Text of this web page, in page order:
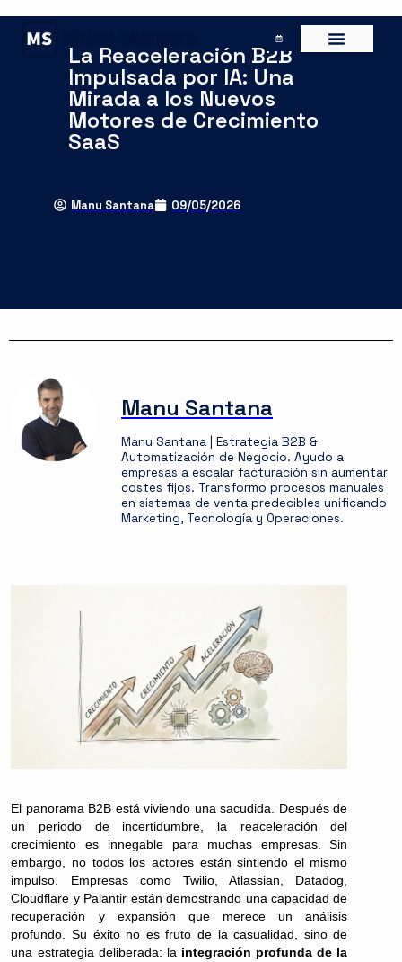
La Reaceleración B2B
Impulsada por IA: Una
Mirada a los Nuevos
Motores de Crecimiento
SaaS
Manu Santana 09/05/2026
Manu Santana
Manu Santana | Estrategia B2B &
Automatización de Negocio. Ayudo a
empresas a escalar facturación sin aumentar
costes fijos. Transformo procesos manuales
en sistemas de venta predecibles unificando
Marketing, Tecnología y Operaciones.
El panorama B2B está viviendo una sacudida. Después de
un periodo de incertidumbre, la reaceleración del
crecimiento es innegable para muchas empresas. Sin
embargo, no todos los actores están sintiendo el mismo
impulso. Empresas como Twilio, Atlassian, Datadog,
Cloudflare y Palantir están demostrando una capacidad de
recuperación y expansión que merece un análisis
profundo. Su éxito no es fruto de la casualidad, sino de
una estrategia deliberada: la integración profunda de la